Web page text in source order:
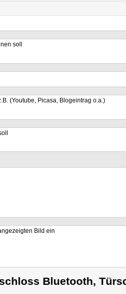
soll
(Youtube, Picasa, Blogeintrag o.a.)
Bild ein
Bluetooth,